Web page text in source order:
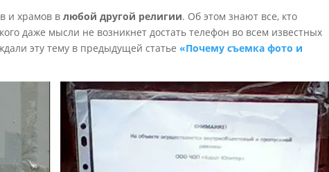
и храмов влюбой другой религии. Об этом знают все, кто
даже мысли не возникнет достать телефон во всем известных
эту тему в предыдущей статье«Почему съемка фото и